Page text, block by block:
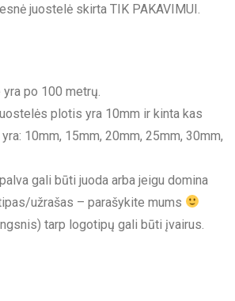
juostelė skirta TIK PAKAVIMUI.
po 100 metrų.
plotis yra 10mm ir kinta kas
10mm, 15mm, 20mm, 25mm, 30mm,
gali būti juoda arba jeigu domina
užrašas – parašykite mums
tarp logotipų gali būti įvairus.